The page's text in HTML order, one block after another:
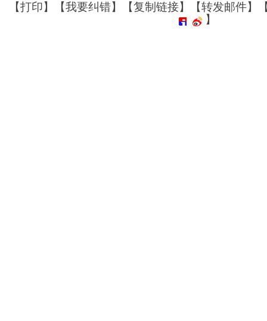
【打印】【我要纠错】【复制链接】【转发邮件】
】